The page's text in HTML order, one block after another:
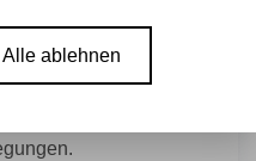
Newsletters "DIE
bereit.
Alle ablehnen